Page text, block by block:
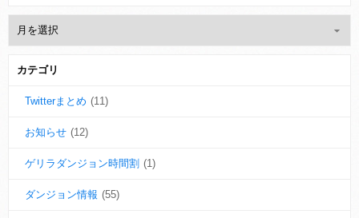
カテゴリ
Twitterまとめ (11)
お知らせ (12)
ゲリラダンジョン時間割 (1)
ダンジョン情報 (55)